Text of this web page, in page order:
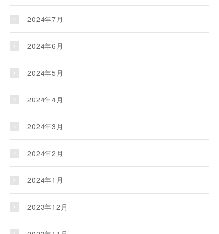
2024年7月
2024年6月
2024年5月
2024年4月
2024年3月
2024年2月
2024年1月
2023年12月